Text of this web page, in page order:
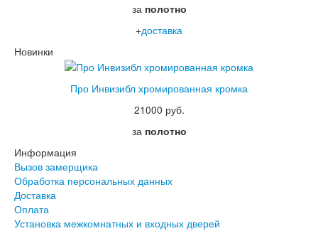
за полотно
+доставка
Новинки
Про Инвизибл хромированная кромка
21000 руб.
за полотно
Информация
Вызов замерщика
Обработка персональных данных
Доставка
Оплата
Установка межкомнатных и входных дверей